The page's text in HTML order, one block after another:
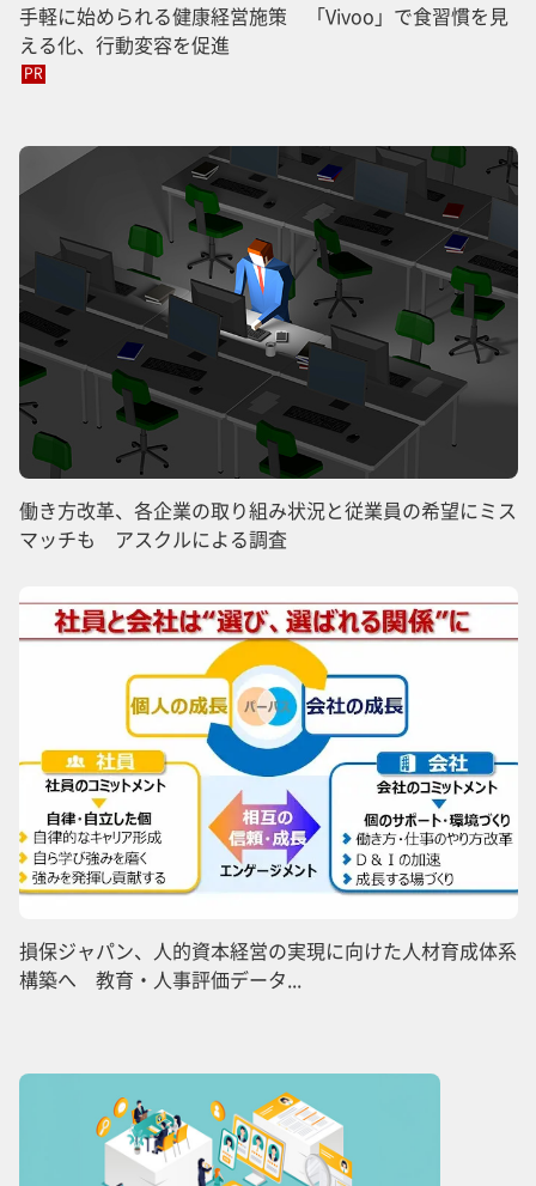
手軽に始められる健康経営施策 「Vivoo」で食習慣を見
える化、行動変容を促進
PR
働き方改革、各企業の取り組み状況と従業員の希望にミス
マッチも アスクルによる調査
損保ジャパン、人的資本経営の実現に向けた人材育成体系
構築へ 教育・人事評価データ...